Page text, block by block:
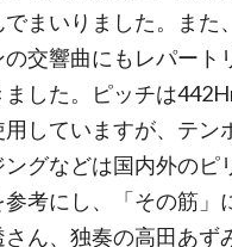
まいりました。また
の交響曲にもレパート
ました。ピッチは
用していますが、テン
ングなどは国内外のピ
参考にし、「その筋」
ん、独奏の高田あず